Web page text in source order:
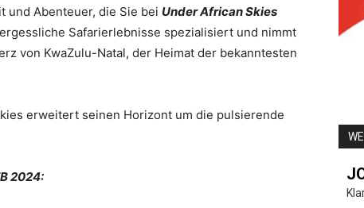
und Abenteuer, die Sie bei Under African Skies
Safarierlebnisse spezialisiert und nimmt
von KwaZulu-Natal, der Heimat der bekanntesten
erweitert seinen Horizont um die pulsierende
2024: